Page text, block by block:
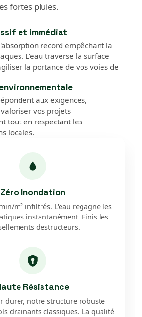
fortes pluies.
et immédiat
record empêchant la
L'eau traverse la surface
la portance de vos voies de
aux exigences,
vos projets
tout en respectant les
locales.
Zéro Inondation
m² infiltrés. L'eau regagne les
instantanément. Finis les
destructeurs.
Résistance
durer, notre structure robuste
drainants classiques. La qualité